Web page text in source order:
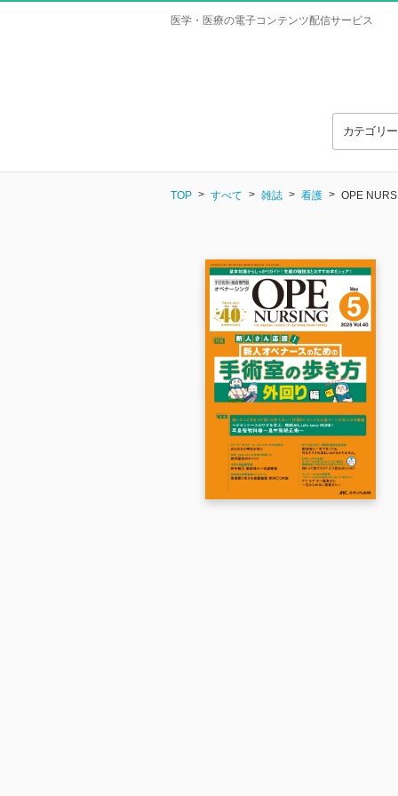
医学・医療の電子コンテンツ配信サービス
カテゴリ
TOP すべて 雑誌 看護 OPE